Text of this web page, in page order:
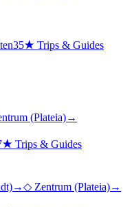
35★ Trips & Guides
(Plateia)→
★ Trips & Guides
→◇ Zentrum (Plateia)→